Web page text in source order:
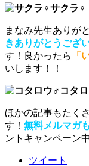
サクラ♀
まなみ先生ありが
きありがとうござ
す！良かったら
「
いします！！
コタ
ほかの記事もたく
す！ 無料メルマガ
ントキャンペーン
ツイート